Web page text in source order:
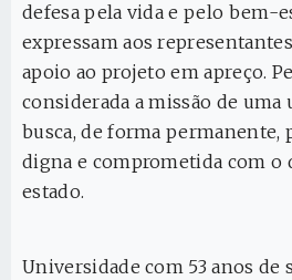
defesa pela vida e pelo bem-
expressam aos
apoio ao projeto em apreço.
considerada a missão de uma
busca, de forma permanente,
digna e comprometida com o
estado.
Universidade com 53 anos de